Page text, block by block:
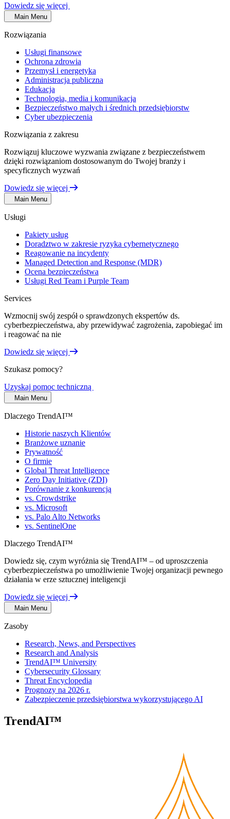
Dowiedz się więcej
Main Menu
Rozwiązania
Usługi finansowe
Ochrona zdrowia
Przemysł i energetyka
Administracja publiczna
Edukacja
Technologia, media i komunikacja
Bezpieczeństwo małych i średnich przedsiębiorstw
Cyber ubezpieczenia
Rozwiązania z zakresu
Rozwiązuj kluczowe wyzwania związane z bezpieczeństwem
dzięki rozwiązaniom dostosowanym do Twojej branży i
specyficznych wyzwań
Dowiedz się więcej
Main Menu
Usługi
Pakiety usług
Doradztwo w zakresie ryzyka cybernetycznego
Reagowanie na incydenty
Managed Detection and Response (MDR)
Ocena bezpieczeństwa
Usługi Red Team i Purple Team
Services
Wzmocnij swój zespół o sprawdzonych ekspertów ds.
cyberbezpieczeństwa, aby przewidywać zagrożenia, zapobiegać im
i reagować na nie
Dowiedz się więcej
Szukasz pomocy?
Uzyskaj pomoc techniczną
Main Menu
Dlaczego TrendAI™
Historie naszych Klientów
Branżowe uznanie
Prywatność
O firmie
Global Threat Intelligence
Zero Day Initiative (ZDI)
Porównanie z konkurencją
vs. Crowdstrike
vs. Microsoft
vs. Palo Alto Networks
vs. SentinelOne
Dlaczego TrendAI™
Dowiedz się, czym wyróżnia się TrendAI™ – od uproszczenia
cyberbezpieczeństwa po umożliwienie Twojej organizacji pewnego
działania w erze sztucznej inteligencji
Dowiedz się więcej
Main Menu
Zasoby
Research, News, and Perspectives
Research and Analysis
TrendAI™ University
Cybersecurity Glossary
Threat Encyclopedia
Prognozy na 2026 r.
Zabezpieczenie przedsiębiorstwa wykorzystującego AI
TrendAI™